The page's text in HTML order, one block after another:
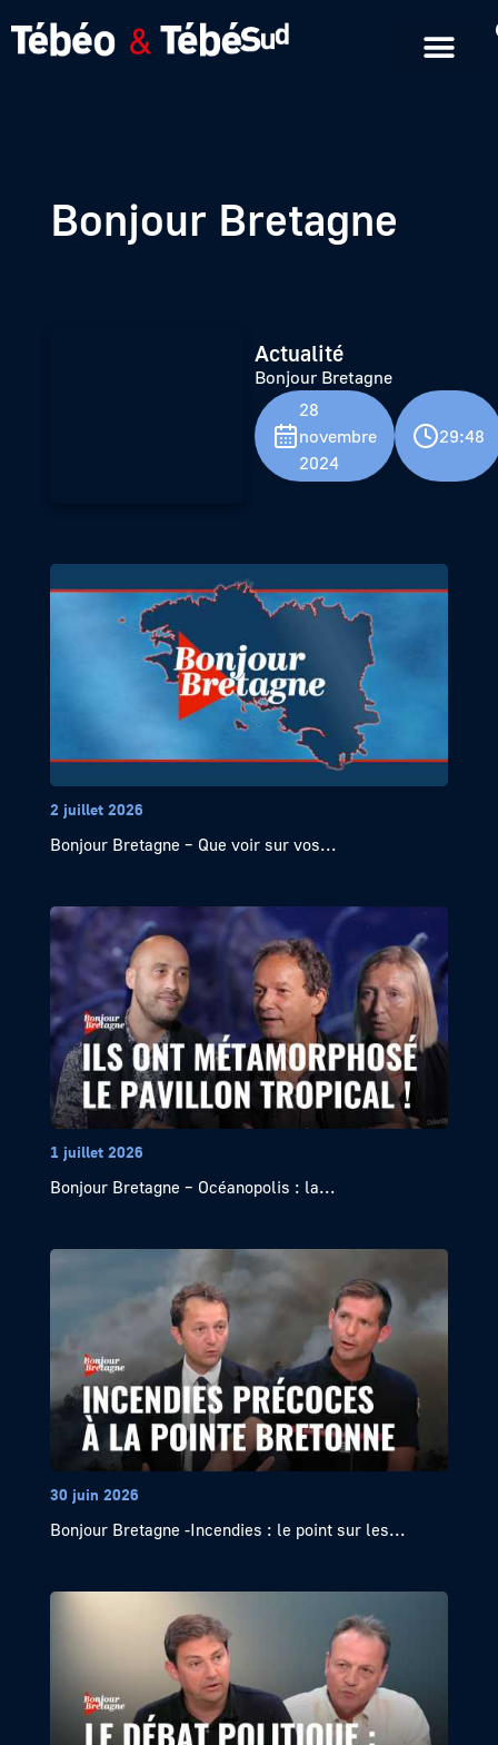
Bonjour Bretagne
Actualité
Bonjour Bretagne
28
novembre
2024
29:48
2 juillet 2026
Bonjour Bretagne – Que voir sur vos...
1 juillet 2026
Bonjour Bretagne – Océanopolis : la...
30 juin 2026
Bonjour Bretagne -Incendies : le point sur les...